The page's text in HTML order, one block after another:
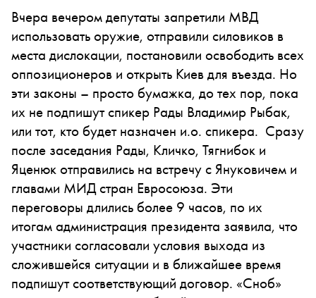
Вчера вечером депутаты запретили МВД
использовать оружие, отправили силовиков в
места дислокации, постановили освободить всех
оппозиционеров и открыть Киев для въезда. Но
эти законы – просто бумажка, до тех пор, пока
их не подпишут спикер Рады Владимир Рыбак,
или тот, кто будет назначен и.о. спикера. Сразу
после заседания Рады, Кличко, Тягнибок и
Яценюк отправились на встречу с Януковичем и
главами МИД стран Евросоюза. Эти
переговоры длились более 9 часов, по их
итогам администрация президента заявила, что
участники согласовали условия выхода из
сложившейся ситуации и в ближайшее время
подпишут соответствующий договор. «Сноб»